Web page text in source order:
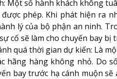
Một số hành khách không
phép. Khi phát hiện ra
lý của bộ phận an ninh.
cố sẽ làm cho chuyến bay bị
quá thời gian dự kiến: Là
hãng hàng không nhỏ. Do
bay trước hạ cánh muộn